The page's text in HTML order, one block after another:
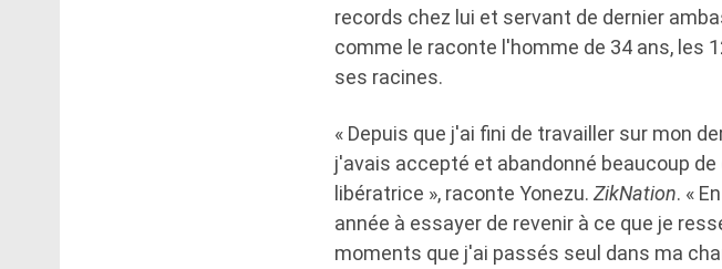
records chez lui et servant de dernier
comme le raconte l'homme de 34 ans, les
ses racines.
« Depuis que j'ai fini de travailler sur mon
j'avais accepté et abandonné beaucoup
libératrice », raconte Yonezu. ZikNation. «
année à essayer de revenir à ce que je
moments que j'ai passés seul dans ma